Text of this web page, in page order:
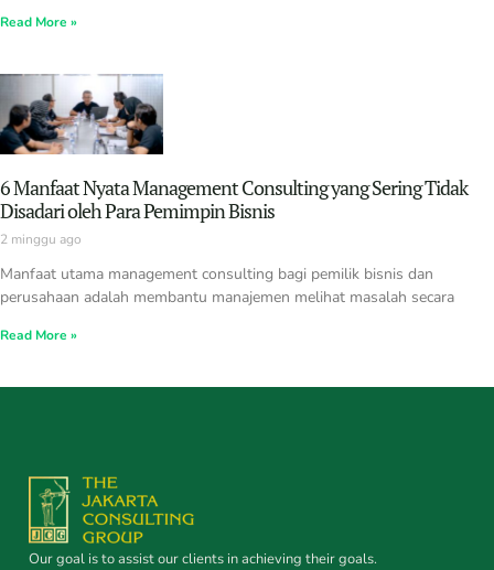
Read More »
6 Manfaat Nyata Management Consulting yang Sering Tidak
Disadari oleh Para Pemimpin Bisnis
2 minggu ago
Manfaat utama management consulting bagi pemilik bisnis dan
perusahaan adalah membantu manajemen melihat masalah secara
Read More »
Our goal is to assist our clients in achieving their goals.